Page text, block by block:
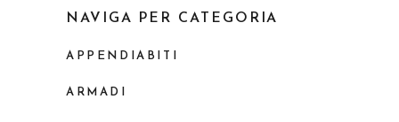
NAVIGA PER CATEGORIA
APPENDIABITI
ARMADI